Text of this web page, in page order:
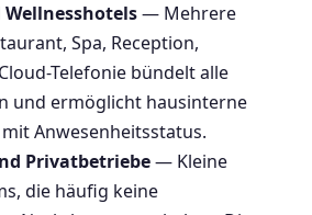
Wellnesshotels— Mehrere
Spa, Reception,
Telefonie bündelt alle
und ermöglicht hausinterne
Anwesenheitsstatus.
Privatbetriebe— Kleine
die häufig keine